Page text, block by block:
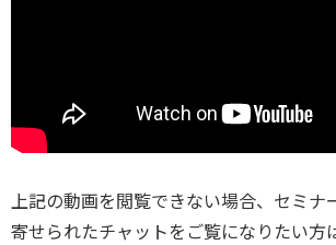
上記の動画を閲覧できない場合、セミナ
寄せられたチャットをご覧になりたい方